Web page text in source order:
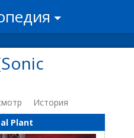
История
Plant